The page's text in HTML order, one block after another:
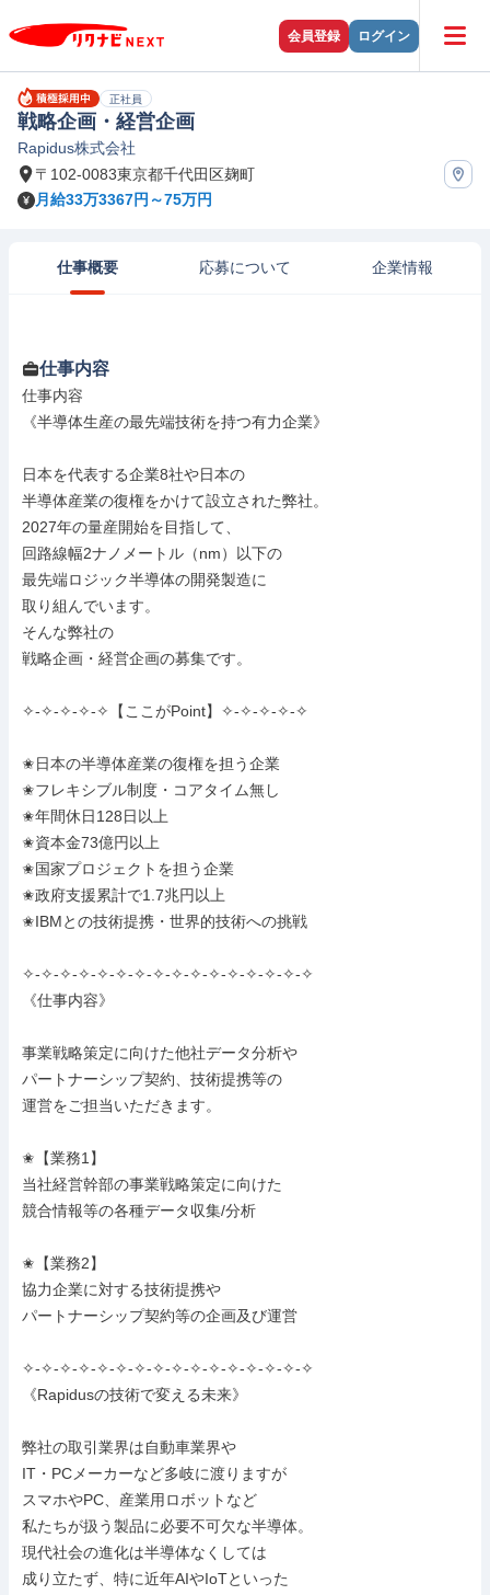
会員登録 ログイン
正社員
戦略企画・経営企画
Rapidus株式会社
〒102-0083東京都千代田区麹町
月給33万3367円～75万円
仕事概要 応募について 企業情報
仕事内容
仕事内容
《半導体生産の最先端技術を持つ有力企業》
日本を代表する企業8社や日本の
半導体産業の復権をかけて設立された弊社。
2027年の量産開始を目指して、
回路線幅2ナノメートル（nm）以下の
最先端ロジック半導体の開発製造に
取り組んでいます。
そんな弊社の
戦略企画・経営企画の募集です。
✧-✧-✧-✧-✧【ここがPoint】✧-✧-✧-✧-✧
✬日本の半導体産業の復権を担う企業
✬フレキシブル制度・コアタイム無し
✬年間休日128日以上
✬資本金73億円以上
✬国家プロジェクトを担う企業
✬政府支援累計で1.7兆円以上
✬IBMとの技術提携・世界的技術への挑戦
✧-✧-✧-✧-✧-✧-✧-✧-✧-✧-✧-✧-✧-✧-✧-✧
《仕事内容》
事業戦略策定に向けた他社データ分析や
パートナーシップ契約、技術提携等の
運営をご担当いただきます。
✬【業務1】
当社経営幹部の事業戦略策定に向けた
競合情報等の各種データ収集/分析
✬【業務2】
協力企業に対する技術提携や
パートナーシップ契約等の企画及び運営
✧-✧-✧-✧-✧-✧-✧-✧-✧-✧-✧-✧-✧-✧-✧-✧
《Rapidusの技術で変える未来》
弊社の取引業界は自動車業界や
IT・PCメーカーなど多岐に渡りますが
スマホやPC、産業用ロボットなど
私たちが扱う製品に必要不可欠な半導体。
現代社会の進化は半導体なくしては
成り立たず、特に近年AIやIoTといった